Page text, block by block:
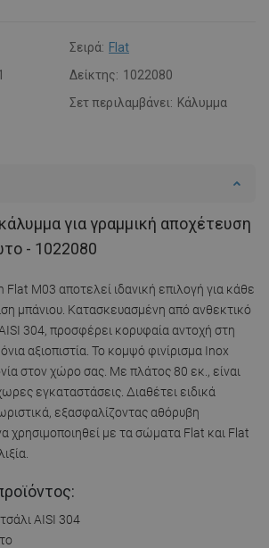
Σειρά: Flat
Δείκτης: 1022080
Σετ περιλαμβάνει: Κάλυμμα
για γραμμική αποχέτευση
- 1022080
M03 αποτελεί ιδανική επιλογή για κάθε
μπάνιου. Κατασκευασμένη από ανθεκτικό
304, προσφέρει κορυφαία αντοχή στη
αξιοπιστία. Το κομψό φινίρισμα Inox
στον χώρο σας. Με πλάτος 80 εκ., είναι
εγκαταστάσεις. Διαθέτει ειδικά
εξασφαλίζοντας αθόρυβη
χρησιμοποιηθεί με τα σώματα Flat και Flat
AISI 304